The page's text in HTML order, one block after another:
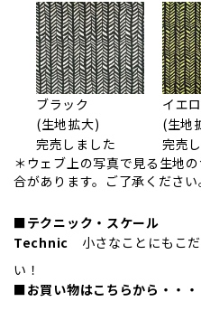
ブラック
(生地拡大)
完売しました
イエ
(生地
完売
＊ウェブ上の写真で見る生地
合があります。ご了承ください
■テクニック・スケール
Technic 小さなことにもこ
い
■お買い物はこちらから・・・